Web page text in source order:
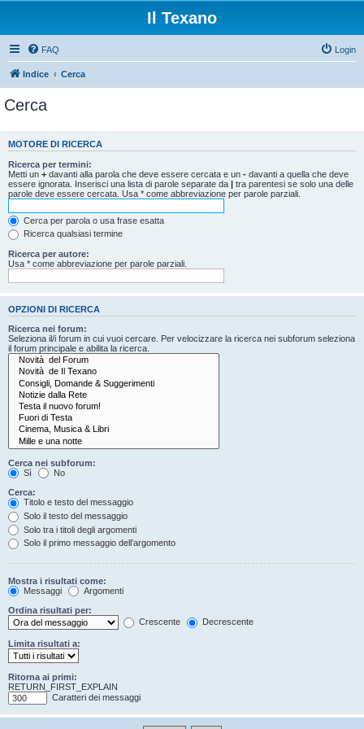
Il Texano
FAQ Login
Indice Cerca
Cerca
MOTORE DI RICERCA
Ricerca per termini:
Metti un + davanti alla parola che deve essere cercata e un - davanti a quella che deve
essere ignorata. Inserisci una lista di parole separate da | tra parentesi se solo una delle
parole deve essere cercata. Usa * come abbreviazione per parole parziali.
Cerca per parola o usa frase esatta
Ricerca qualsiasi termine
Ricerca per autore:
Usa * come abbreviazione per parole parziali.
OPZIONI DI RICERCA
Ricerca nei forum:
Seleziona il/i forum in cui vuoi cercare. Per velocizzare la ricerca nei subforum seleziona
il forum principale e abilita la ricerca.
Cerca nei subforum:
Sì
No
Cerca:
Titolo e testo del messaggio
Solo il testo del messaggio
Solo tra i titoli degli argomenti
Solo il primo messaggio dell’argomento
Mostra i risultati come:
Messaggi
Argomenti
Ordina risultati per:
Crescente
Decrescente
Limita risultati a:
Ritorna ai primi:
RETURN_FIRST_EXPLAIN
Caratteri dei messaggi